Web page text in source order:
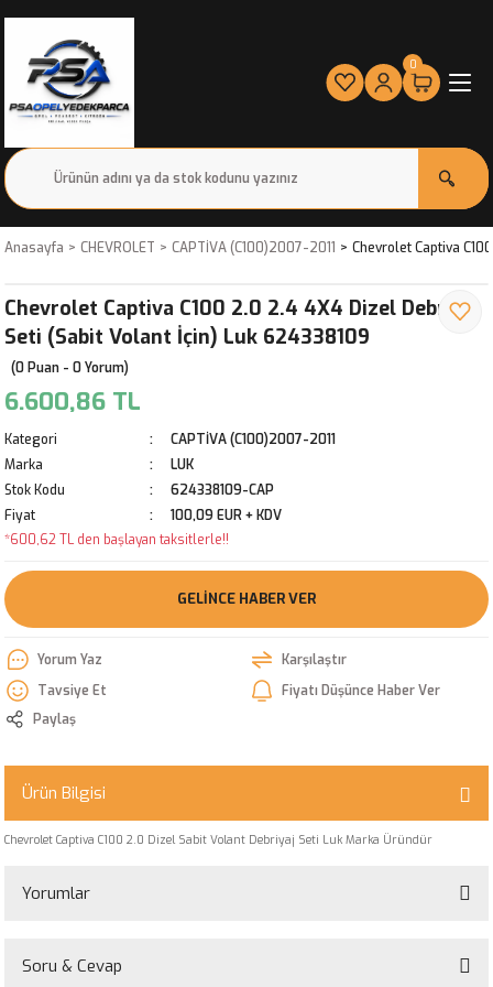
0
Anasayfa CHEVROLET CAPTİVA (C100)2007-2011 Chevrolet Captiva
Chevrolet Captiva C100 2.0 2.4 4X4 Dizel Debriyaj
Seti (Sabit Volant İçin) Luk 624338109
(0 Puan - 0 Yorum)
6.600,86 TL
Kategori
CAPTİVA (C100)2007-2011
Marka
LUK
Stok Kodu
624338109-CAP
Fiyat
100,09 EUR + KDV
*600,62 TL den başlayan taksitlerle!!
GELINCE HABER VER
Yorum Yaz
Karşılaştır
Tavsiye Et
Fiyatı Düşünce Haber Ver
Paylaş
Ürün Bilgisi
Chevrolet Captiva C100 2.0 Dizel Sabit Volant Debriyaj Seti Luk Marka Üründür
Yorumlar
Soru & Cevap